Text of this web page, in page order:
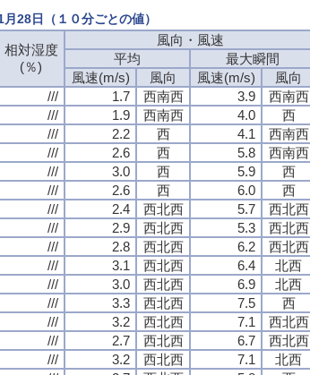
28日（１０分ごとの値）
相対湿度
(％)
風向・風速
平均
最大瞬間
風速(m/s)
風向 風速(m/s)
風向
/// 1.7 西南西 3.9
西南西
/// 1.9 西南西 4.0
西
/// 2.2 西 4.1
西南西
/// 2.6 西 5.8
西南西
/// 3.0 西 5.9
西
/// 2.6 西 6.0
西
/// 2.4 西北西 5.7
西北西
/// 2.9 西北西 5.3
西北西
/// 2.8 西北西 6.2
西北西
/// 3.1 西北西 6.4
北西
/// 3.0 西北西 6.9
北西
/// 3.3 西北西 7.5
西
/// 3.2 西北西 7.1
西北西
/// 2.7 西北西 6.7
西北西
/// 3.2 西北西 7.1
北西